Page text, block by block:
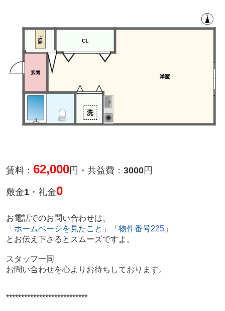
賃料： 62,000円・ 共益費： 3000円
敷金1・礼金0
お電話でのお問い合わせは、
「 ホームページを見たこと 」「 物件番号225」
とお伝え下さるとスムーズですよ。
スタッフ一同
お問い合わせを心よりお待ちしております。
***************************